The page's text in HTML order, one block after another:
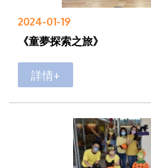
2024-01-19
《童夢探索之旅》
詳情+